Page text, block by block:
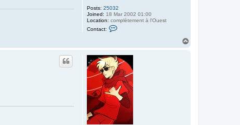
Posts: 25032
Joined: 18 Mar 2002 01:00
Location: complètement à l'Ouest
Contact:
c
t
L
a
t
i
n
u
s